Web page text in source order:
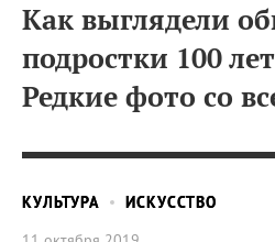
Как выглядели
подростки 100
Редкие фото со
КУЛЬТУРА
ИСКУССТВО